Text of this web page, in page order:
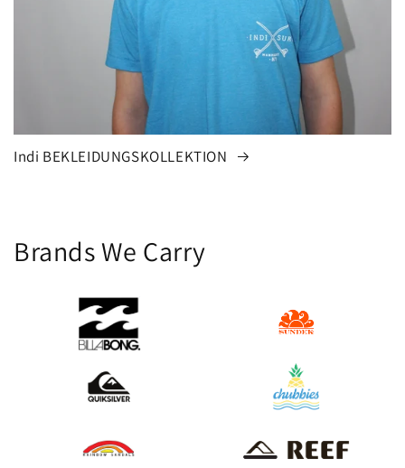
Indi BEKLEIDUNGSKOLLEKTION
Brands We Carry